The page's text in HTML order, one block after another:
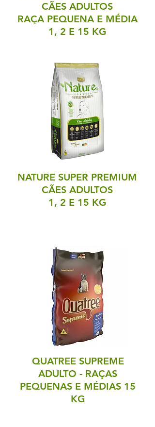
CÃES ADULTOS
RAÇA PEQUENA E MÉDIA
1, 2 E 15 KG
NATURE SUPER PREMIUM
CÃES ADULTOS
1, 2 E 15 KG
QUATREE SUPREME
ADULTO - RAÇAS
PEQUENAS E MÉDIAS 15
KG